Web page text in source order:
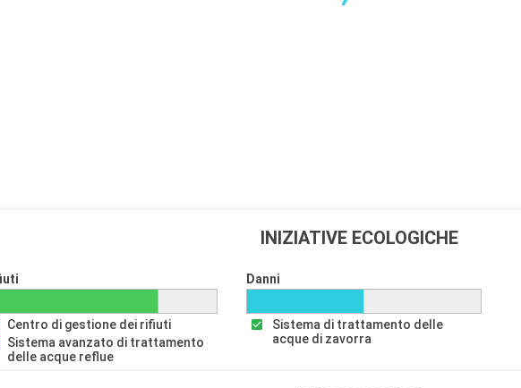
INIZIATIVE ECOLOGICHE
Centro di gestione dei rifiuti
Sistema avanzato di trattamento
delle acque reflue
Danni
Sistema di trattamento delle
acque di zavorra